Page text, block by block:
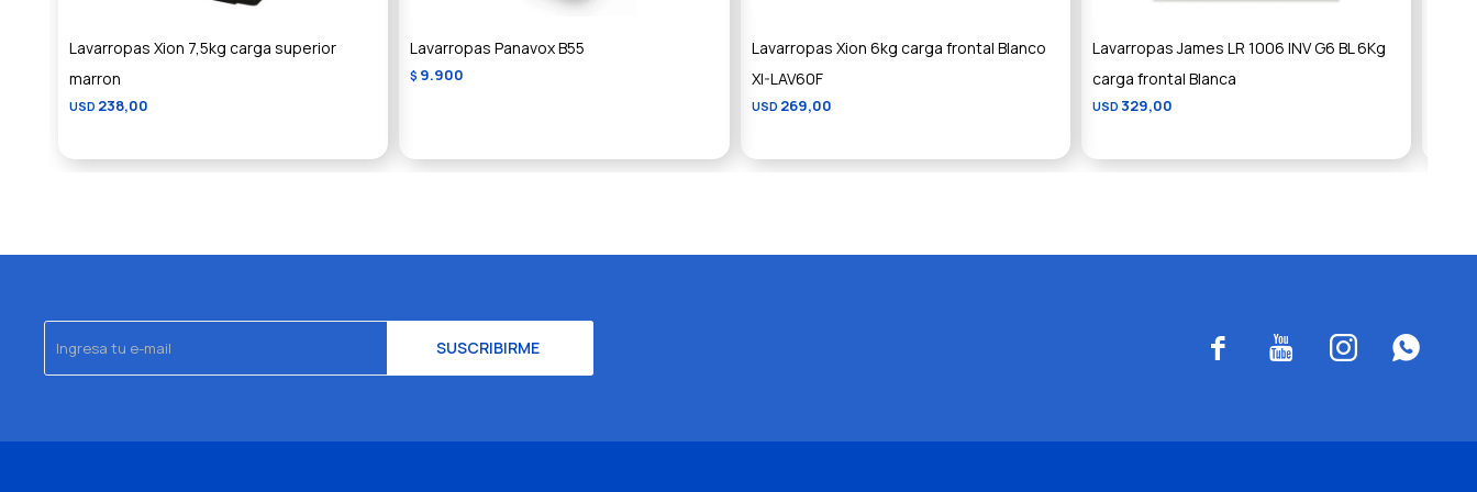
Lavarropas Xion 7,5kg carga superior
marron
USD 238,00
Lavarropas Panavox B55
$ 9.900
Lavarropas Xion 6kg carga frontal Blanco
XI-LAV60F
USD 269,00
Lavarropas James LR 1006 INV G6 BL 6Kg
carga frontal Blanca
USD 329,00
SUSCRIBIRME    